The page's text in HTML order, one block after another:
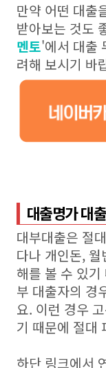
만약 어떤 대출
받아보는 것도
멘토'에서 대출
려해 보시기 바
대출명가 대
대부대출은 절
다나 개인돈,
해를 볼 수 있
부 대출자의 경
요. 이런 경우
기 때문에 절대
하단 링크에서